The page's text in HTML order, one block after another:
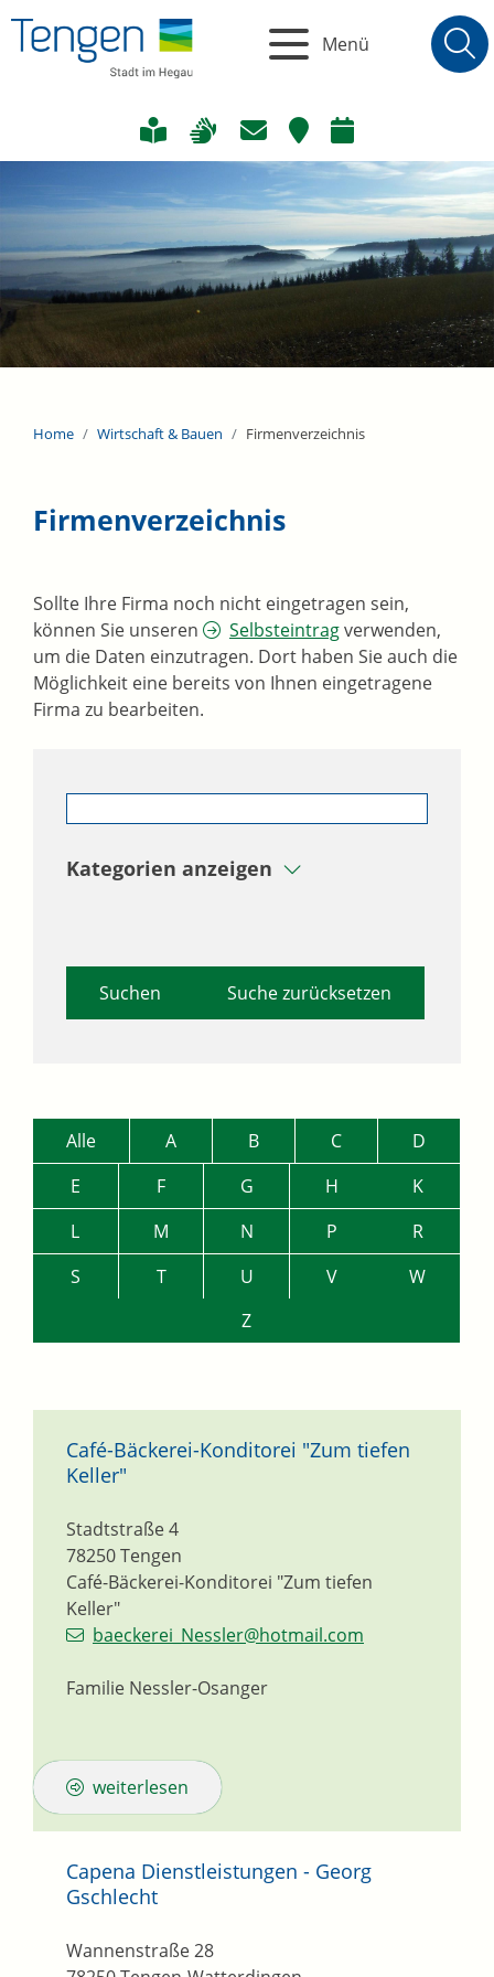
Menü
Home Wirtschaft & Bauen Firmenverzeichnis
Firmenverzeichnis
Sollte Ihre Firma noch nicht eingetragen sein,
können Sie unseren
Selbsteintragverwenden,
um die Daten einzutragen. Dort haben Sie auch die
Möglichkeit eine bereits von Ihnen eingetragene
Firma zu bearbeiten.
Kategorien anzeigen
Suche zurücksetzen
Alle A B C
D
E
F G H
K
L
M N P
R
S
T U V
W
Z
Café-Bäckerei-Konditorei "Zum tiefen
Keller"
Café-Bäckerei-Konditorei "Zum tiefen
Keller"
Stadtstraße 4
78250Tengen
baeckerei_Nessler@hotmail.com
Familie Nessler-Osanger
weiterlesen
Capena Dienstleistungen - Georg
Gschlecht
Wannenstraße 28